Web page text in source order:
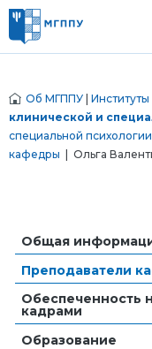
Об МГППУ
клинической и
специальной
кафедры | Ольга
Общая
Преподаватели
Обеспеченность
кадрами
Образование